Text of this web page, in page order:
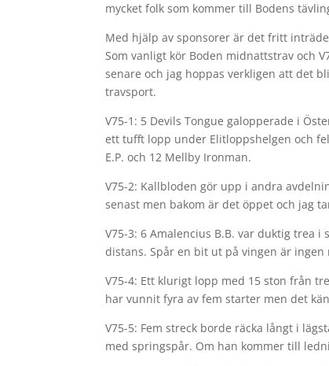
mycket folk som kommer till Bodens
Med hjälp av sponsorer är det fritt
Som vanligt kör Boden midnattstrav och
senare och jag hoppas verkligen att det
travsport.
V75-1: 5 Devils Tongue galopperade i
ett tufft lopp under Elitloppshelgen och
E.P. och 12 Mellby Ironman.
V75-2: Kallbloden gör upp i andra
senast men bakom är det öppet och jag
V75-3: 6 Amalencius B.B. var duktig trea
distans. Spår en bit ut på vingen är
V75-4: Ett klurigt lopp med 15 ston från
har vunnit fyra av fem starter men det
V75-5: Fem streck borde räcka långt i
med springspår. Om han kommer till